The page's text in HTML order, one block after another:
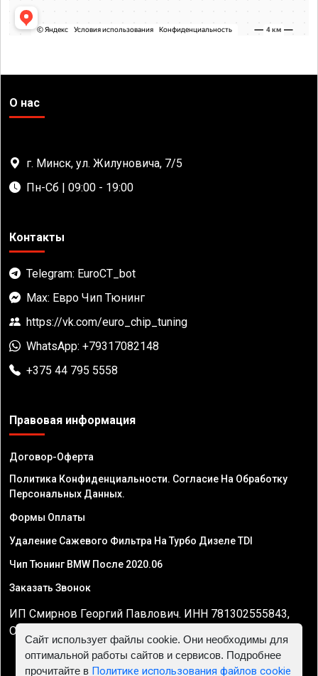
О нас
г. Минск, ул. Жилуновича, 7/5
Пн-Сб | 09:00 - 19:00
Контакты
Telegram: EuroCT_bot
Max: Евро Чип Тюнинг
https://vk.com/euro_chip_tuning
WhatsApp: +79317082148
+375 44 795 5558
Правовая информация
Договор-Оферта
Политика Конфиденциальности. Согласие На Обработку
Персональных Данных.
Формы Оплаты
Удаление Сажевого Фильтра На Турбо Дизеле TDI
Чип Тюнинг BMW После 2020.06
Заказать Звонок
ИП Смирнов Георгий Павлович. ИНН 781302555843,
ОГРНИП 324470400032610
Сайт использует файлы cookie. Они необходимы для
оптимальной работы сайтов и сервисов. Подробнее
прочитайте в Политике использования файлов cookie